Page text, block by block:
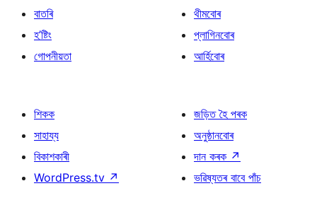
বাতৰি
হ’ষ্টিং
গোপনীয়তা
থীমবোৰ
প্লাগিনবোৰ
আৰ্হিবোৰ
শিকক
সাহায্য
বিকাশকাৰী
WordPress.tv ↗
জড়িত হৈ পৰক
অনুষ্ঠানবোৰ
দান কৰক ↗
ভৱিষ্যতৰ বাবে পাঁচ